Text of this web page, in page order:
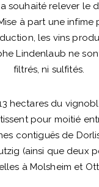
souhaité relever le
à part une infime
les vins
Lindenlaub ne
filtrés, ni sulfités.
hectares du
pour moitié
contiguës de
(ainsi que deux
à Molsheim et